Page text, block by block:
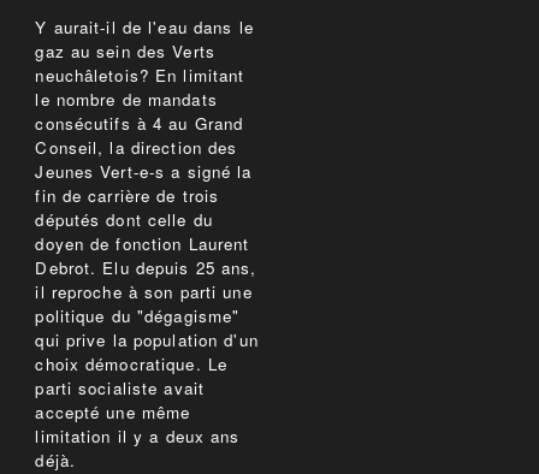
Y aurait-il de l'eau dans le
gaz au sein des Verts
neuchâletois? En limitant
le nombre de mandats
consécutifs à 4 au Grand
Conseil, la direction des
Jeunes Vert-e-s a signé la
fin de carrière de trois
députés dont celle du
doyen de fonction Laurent
Debrot. Elu depuis 25 ans,
il reproche à son parti une
politique du "dégagisme"
qui prive la population d'un
choix démocratique. Le
parti socialiste avait
accepté une même
limitation il y a deux ans
déjà.